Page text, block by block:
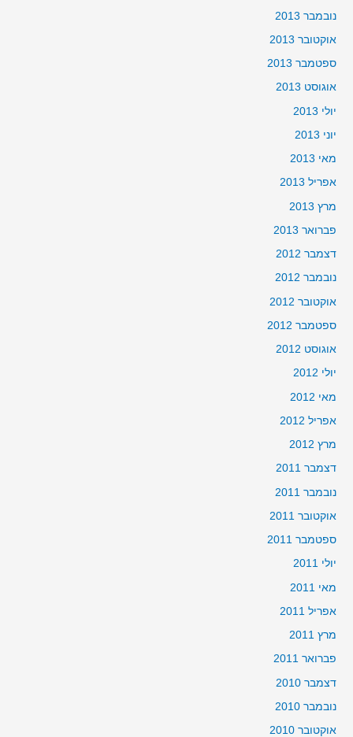
נובמבר 2013
אוקטובר 2013
ספטמבר 2013
אוגוסט 2013
יולי 2013
יוני 2013
מאי 2013
אפריל 2013
מרץ 2013
פברואר 2013
דצמבר 2012
נובמבר 2012
אוקטובר 2012
ספטמבר 2012
אוגוסט 2012
יולי 2012
מאי 2012
אפריל 2012
מרץ 2012
דצמבר 2011
נובמבר 2011
אוקטובר 2011
ספטמבר 2011
יולי 2011
מאי 2011
אפריל 2011
מרץ 2011
פברואר 2011
דצמבר 2010
נובמבר 2010
אוקטובר 2010